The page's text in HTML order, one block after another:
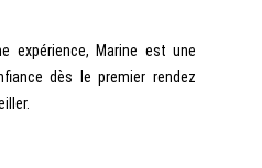
expérience, Marine est une
dès le premier rendez
la conseiller.